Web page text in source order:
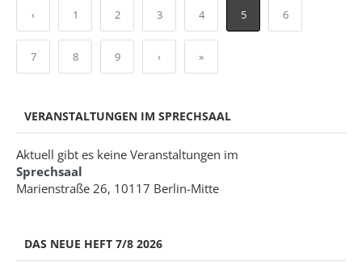
‹ 1 2 3 4 5 6
7 8 9 › »
VERANSTALTUNGEN IM SPRECHSAAL
Aktuell gibt es keine Veranstaltungen im
Sprechsaal
Marienstraße 26, 10117 Berlin-Mitte
DAS NEUE HEFT 7/8 2026